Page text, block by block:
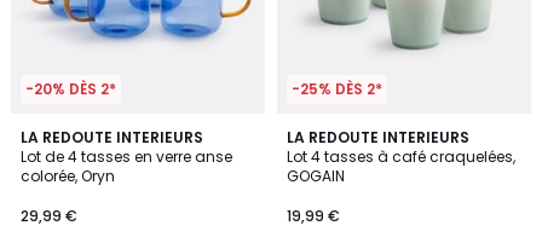
-20% DÈS 2*
LA REDOUTE INTERIEURS
Lot de 4 tasses en verre anse
colorée, Oryn
29,99 €
5
/
5
2
Couleurs
-25% DÈS 2*
LA REDOUTE INTERIEURS
Lot 4 tasses à café craquelées,
GOGAIN
19,99 €
4,4
/ 5
3
Couleurs